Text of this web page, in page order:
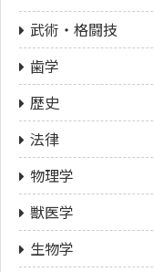
武術・格闘技
歯学
歴史
法律
物理学
獣医学
生物学